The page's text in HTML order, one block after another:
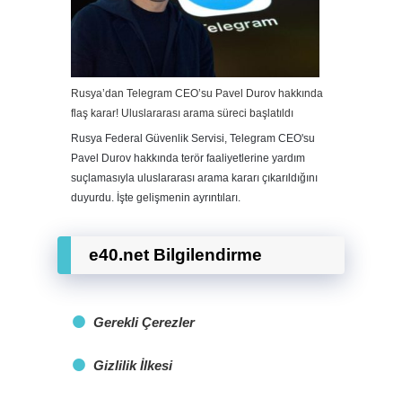
Rusya’dan Telegram CEO’su Pavel Durov hakkında
flaş karar! Uluslararası arama süreci başlatıldı
Rusya Federal Güvenlik Servisi, Telegram CEO'su
Pavel Durov hakkında terör faaliyetlerine yardım
suçlamasıyla uluslararası arama kararı çıkarıldığını
duyurdu. İşte gelişmenin ayrıntıları.
e40.net Bilgilendirme
Gerekli Çerezler
Gizlilik İlkesi